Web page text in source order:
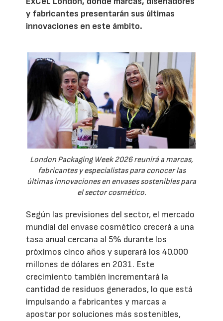
y fabricantes presentarán sus últimas
innovaciones en este ámbito.
London Packaging Week 2026 reunirá a marcas,
fabricantes y especialistas para conocer las
últimas innovaciones en envases sostenibles para
el sector cosmético.
Según las previsiones del sector, el mercado
mundial del envase cosmético crecerá a una
tasa anual cercana al 5% durante los
próximos cinco años y superará los 40.000
millones de dólares en 2031. Este
crecimiento también incrementará la
cantidad de residuos generados, lo que está
impulsando a fabricantes y marcas a
apostar por soluciones más sostenibles,